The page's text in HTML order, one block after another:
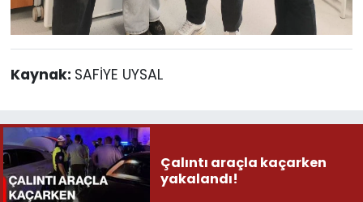
Kaynak: SAFİYE UYSAL
Çalıntı araçla kaçarken
yakalandı!